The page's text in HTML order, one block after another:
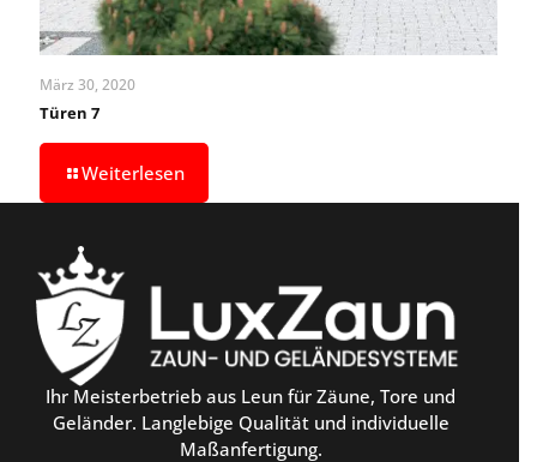
März 30, 2020
Türen 7
Weiterlesen
Ihr Meisterbetrieb aus Leun für Zäune, Tore und
Geländer. Langlebige Qualität und individuelle
Maßanfertigung.